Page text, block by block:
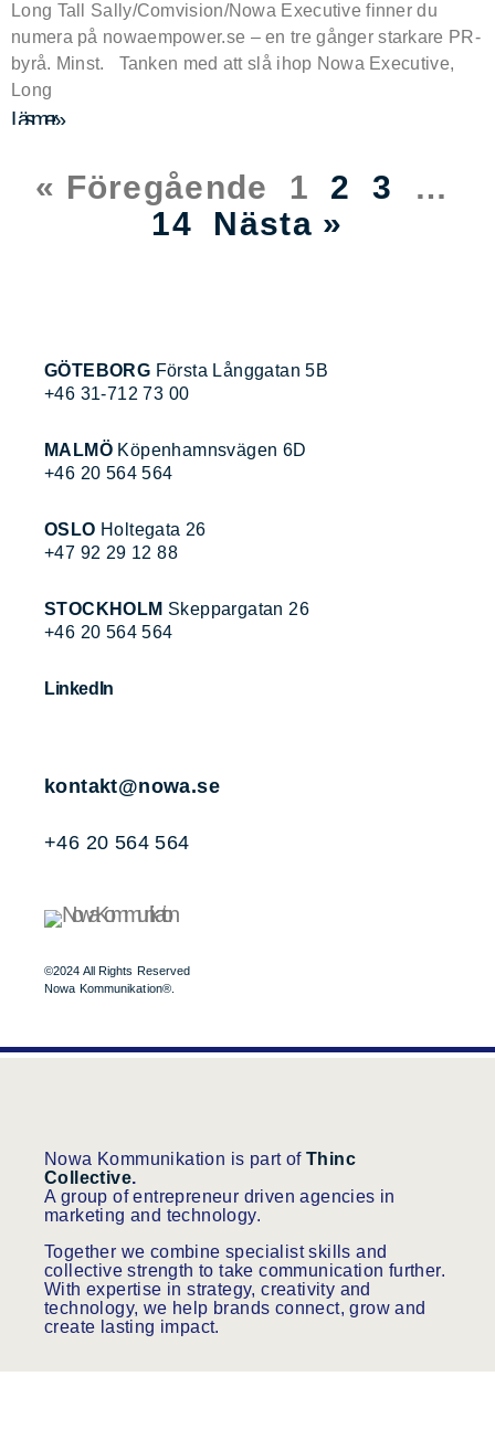
Long Tall Sally/Comvision/Nowa Executive finner du
numera på nowaempower.se – en tre gånger starkare PR-
byrå. Minst. Tanken med att slå ihop Nowa Executive,
Long
Läs mer »
« Föregående 1 2 3
…
14
Nästa »
kontakt@nowa.se
+46 20 564 564
©2024 All Rights Reserved
Nowa Kommunikation®.
GÖTEBORG Första Långgatan 5B
+46 31-712 73 00
MALMÖ Köpenhamnsvägen 6D
+46 20 564 564
OSLO Holtegata 26
+47 92 29 12 88
STOCKHOLM Skeppargatan 26
+46 20 564 564
LinkedIn
Nowa Kommunikation is part of Thinc
Collective.
A group of entrepreneur driven agencies in
marketing and technology.
Together we combine specialist skills and
collective strength to take communication further.
With expertise in strategy, creativity and
technology, we help brands connect, grow and
create lasting impact.